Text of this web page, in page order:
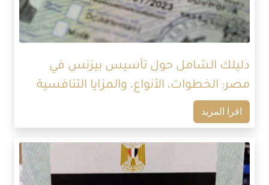
دليلك الشامل حول تأسيس بيزنس في
مصر: الخطوات، الأنواع، والمزايا التنافسية
اقرا المزيد